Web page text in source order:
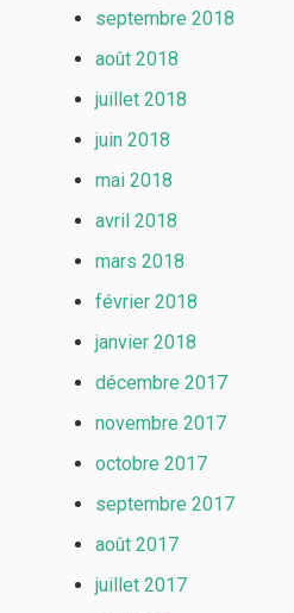
septembre 2018
août 2018
juillet 2018
juin 2018
mai 2018
avril 2018
mars 2018
février 2018
janvier 2018
décembre 2017
novembre 2017
octobre 2017
septembre 2017
août 2017
juillet 2017